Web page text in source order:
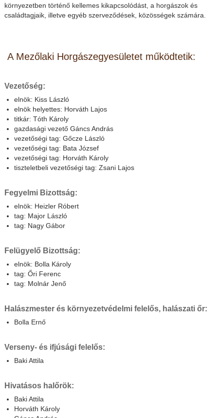
környezetben történő kellemes kikapcsolódást, a horgászok és
családtagjaik, illetve egyéb szerveződések, közösségek számára.
A Mezőlaki Horgászegyesületet működtetik:
Vezetőség:
elnök: Kiss László
elnök helyettes: Horváth Lajos
titkár: Tóth Károly
gazdasági vezető Gáncs András
vezetőségi tag: Gőcze László
vezetőségi tag: Bata József
vezetőségi tag: Horváth Károly
tiszteletbeli vezetőségi tag: Zsani Lajos
Fegyelmi Bizottság:
elnök: Heizler Róbert
tag: Major László
tag: Nagy Gábor
Felügyelő Bizottság:
elnök: Bolla Károly
tag: Őri Ferenc
tag: Molnár Jenő
Halászmester és környezetvédelmi felelős, halászati őr:
Bolla Ernő
Verseny- és ifjúsági felelős:
Baki Attila
Hivatásos halőrök:
Baki Attila
Horváth Károly